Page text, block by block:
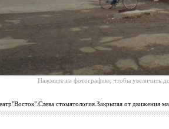
Нажмите на фотографию, чтобы увеличить
стоматология.Закрытая от движения